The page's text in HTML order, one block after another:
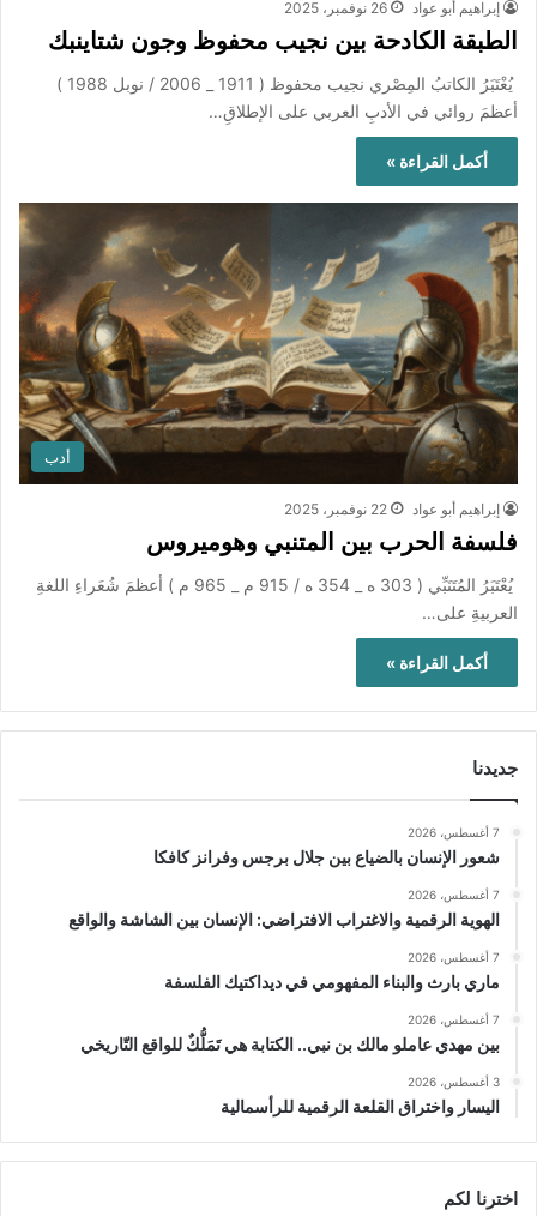
إبراهيم أبو عواد 26 نوفمبر، 2025
الطبقة الكادحة بين نجيب محفوظ وجون شتاينبك
يُعْتَبَرُ الكاتبُ المِصْري نجيب محفوظ ( 1911 _ 2006 / نوبل 1988 )
أعظمَ روائي في الأدبِ العربي على الإطلاقِ…
أكمل القراءة »
أدب
إبراهيم أبو عواد 22 نوفمبر، 2025
فلسفة الحرب بين المتنبي وهوميروس
يُعْتَبَرُ المُتَنَبِّي ( 303 ه _ 354 ه / 915 م _ 965 م ) أعظمَ شُعَراءِ اللغةِ
العربيةِ على…
أكمل القراءة »
جديدنا
7 أغسطس، 2026
شعور الإنسان بالضياع بين جلال برجس وفرانز كافكا
7 أغسطس، 2026
الهوية الرقمية والاغتراب الافتراضي: الإنسان بين الشاشة والواقع
7 أغسطس، 2026
ماري بارث والبناء المفهومي في ديداكتيك الفلسفة
7 أغسطس، 2026
بين مهدي عاملو مالك بن نبي.. الكتابة هي تَمَلُّكٌ للواقع التّاريخي
3 أغسطس، 2026
اليسار واختراق القلعة الرقمية للرأسمالية
اخترنا لكم